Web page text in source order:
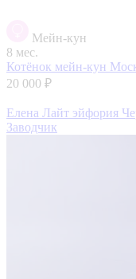
Мейн-кун
8 мес.
Котёнок мейн-кун
20 000 ₽
Елена Лайт эйфория
Заводчик